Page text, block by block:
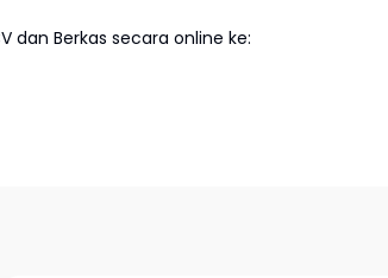
dan Berkas secara online ke: